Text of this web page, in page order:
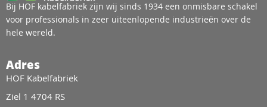
Bij HOF kabelfabriek zijn wij sinds 1934 een onmisbare schakel
voor professionals in zeer uiteenlopende industrieën over de
hele wereld.
Adres
HOF Kabelfabriek
Ziel 1 4704 RS